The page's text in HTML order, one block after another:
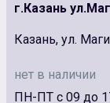
г.Казань
Казань, ул.
нет в наличии
ПН-ПТ с 09 до